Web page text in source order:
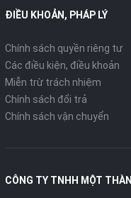
ĐIỀU KHOẢN, PHÁP LÝ
Chính sách quyền riêng tư
Các điều kiện, điều khoản
Miễn trừ trách nhiệm
Chính sách đổi trả
Chính sách vận chuyển
CÔNG TY TNHH MỘT